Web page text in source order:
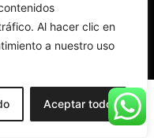
Al hacer clic en
a nuestro uso
Aceptar todo
RK Informatika